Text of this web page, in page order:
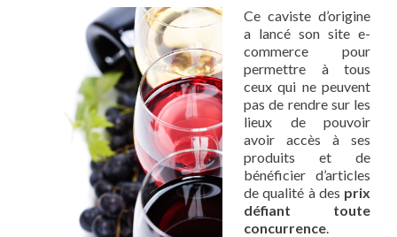
Ce caviste d’origine
a lancé son site e-
commerce pour
permettre à tous
ceux qui ne peuvent
pas de rendre sur les
lieux de pouvoir
avoir accès à ses
produits et de
bénéficier d’articles
de qualité à des prix
défiant toute
concurrence.